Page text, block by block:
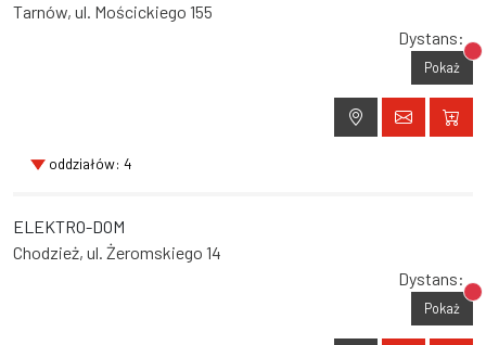
Tarnów, ul. Mościckiego 155
Dystans:
Pokaż
oddziałów: 4
ELEKTRO-DOM
Chodzież, ul. Żeromskiego 14
Dystans:
Pokaż